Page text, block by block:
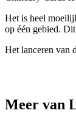
Het is heel
op één gebied.
Het lanceren van
Meer van